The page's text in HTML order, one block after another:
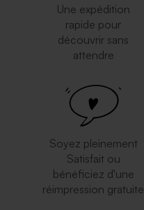
Rond de serviette fête vierge
papier effet mat
Ravissante enveloppe
Une expédition
rapide pour
découvrir sans
attendre
Soyez pleinement
Satisfait ou
bénéficiez d'une
réimpression gratuite